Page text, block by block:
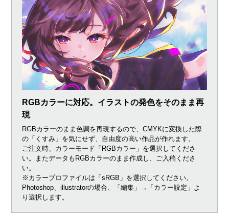
RGBカラーに対応。イラストの発色をそのまま再
現
RGBカラーのまま色調を再現するので、CMYKに変換した際
の「くすみ」を気にせず、自由度の高い作品が作れます。
ご注文時、カラーモード「RGBカラー」を選択してくださ
い。またデータもRGBカラーのまま作成し、ご入稿くださ
い。
※カラープロファイルは「sRGB」を選択してください。
Photoshop、illustratorの場合、「編集」→「カラー設定」よ
り選択します。